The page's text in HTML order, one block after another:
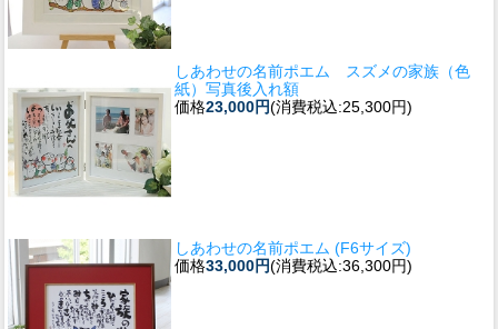
しあわせの名前ポエム スズメの家族（色
紙）写真後入れ額
価格23,000円(消費税込:25,300円)
しあわせの名前ポエム (F6サイズ)
価格33,000円(消費税込:36,300円)